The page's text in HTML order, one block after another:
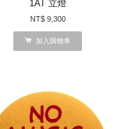
1AT 立燈
NT$ 9,300
加入購物車